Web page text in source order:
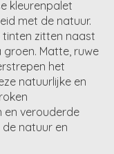
kleurenpalet
met de natuur.
tinten zitten naast
Matte, ruwe
het
natuurlijke en
en verouderde
natuur en